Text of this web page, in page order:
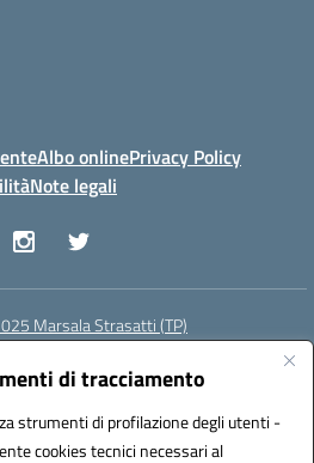
di tracciamento
strumenti di profilazione degli utenti -
cookies tecnici necessari al
Albo onlinePrivacy Policy
Note legali
Marsala Strasatti (TP)
tpic81600v@pec.istruzione.it